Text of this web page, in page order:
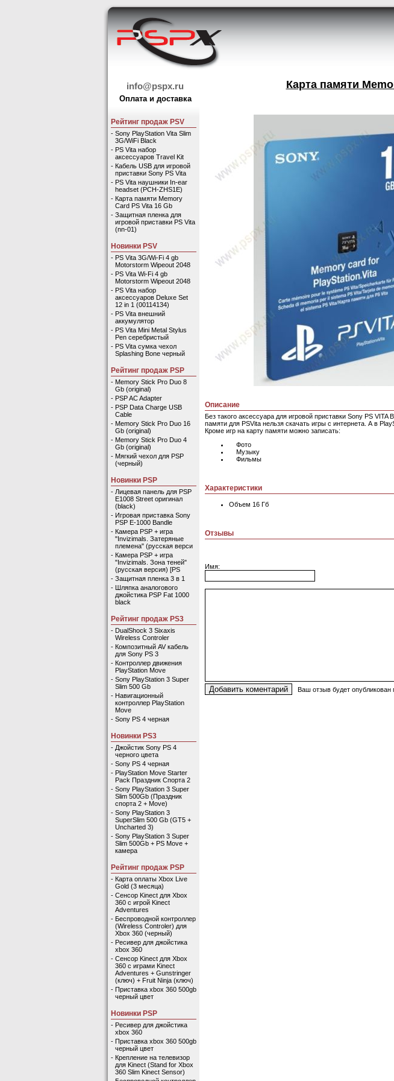
info@pspx.ru
Оплата и доставка
Рейтинг продаж PSV
- Sony PlayStation Vita Slim
3G/WiFi Black
- PS Vita набор
аксессуаров Travel Kit
- Кабель USB для игровой
приставки Sony PS Vita
- PS Vita наушники In-ear
headset (PCH-ZHS1E)
- Карта памяти Memory
Card PS Vita 16 Gb
- Защитная пленка для
игровой приставки PS Vita
(nn-01)
Новинки PSV
- PS Vita 3G/Wi-Fi 4 gb
Motorstorm Wipeout 2048
- PS Vita Wi-Fi 4 gb
Motorstorm Wipeout 2048
- PS Vita набор
аксессуаров Deluxe Set
12 in 1 (00114134)
- PS Vita внешний
аккумулятор
- PS Vita Mini Metal Stylus
Pen серебристый
- PS Vita сумка чехол
Splashing Bone черный
Рейтинг продаж PSP
- Memory Stick Pro Duo 8
Gb (original)
- PSP AC Adapter
- PSP Data Charge USB
Cable
- Memory Stick Pro Duo 16
Gb (original)
- Memory Stick Pro Duo 4
Gb (original)
- Мягкий чехол для PSP
(черный)
Новинки PSP
- Лицевая панель для PSP
E1008 Street оригинал
(black)
- Игровая приставка Sony
PSP E-1000 Bandle
- Камера PSP + игра
"Invizimals. Затеряные
племена" (русская верси
- Камера PSP + игра
"Invizimals. Зона теней"
(русская версия) [PS
- Защитная пленка 3 в 1
- Шляпка аналогового
джойстика PSP Fat 1000
black
Рейтинг продаж PS3
- DualShock 3 Sixaxis
Wireless Controler
- Композитный AV кабель
для Sony PS 3
- Контроллер движения
PlayStation Move
- Sony PlayStation 3 Super
Slim 500 Gb
- Навигационный
контроллер PlayStation
Move
- Sony PS 4 черная
Новинки PS3
- Джойстик Sony PS 4
черного цвета
- Sony PS 4 черная
- PlayStation Move Starter
Pack Праздник Спорта 2
- Sony PlayStation 3 Super
Slim 500Gb (Праздник
спорта 2 + Move)
- Sony PlayStation 3
SuperSlim 500 Gb (GT5 +
Uncharted 3)
- Sony PlayStation 3 Super
Slim 500Gb + PS Move +
камера
Рейтинг продаж PSP
- Карта оплаты Xbox Live
Gold (3 месяца)
- Сенсор Kinect для Xbox
360 с игрой Kinect
Adventures
- Беспроводной контроллер
(Wireless Controler) для
Xbox 360 (черный)
- Ресивер для джойстика
xbox 360
- Сенсор Kinect для Xbox
360 с играми Kinect
Adventures + Gunstringer
(ключ) + Fruit Ninja (ключ)
- Приставка xbox 360 500gb
черный цвет
Новинки PSP
- Ресивер для джойстика
xbox 360
- Приставка xbox 360 500gb
черный цвет
- Крепление на телевизор
для Kinect (Stand for Xbox
360 Slim Kinect Sensor)
Карта памяти
Описание
Без такого аксессуара для игровой приставки Sony PS
памяти для PSVita нельзя скачать игры с интернета. А в
Кроме игр на карту памяти можно записать:
Фото
Музыку
Фильмы
Характеристики
Объем 16 Гб
Отзывы
Имя:
Ваш отзыв будет опубликован